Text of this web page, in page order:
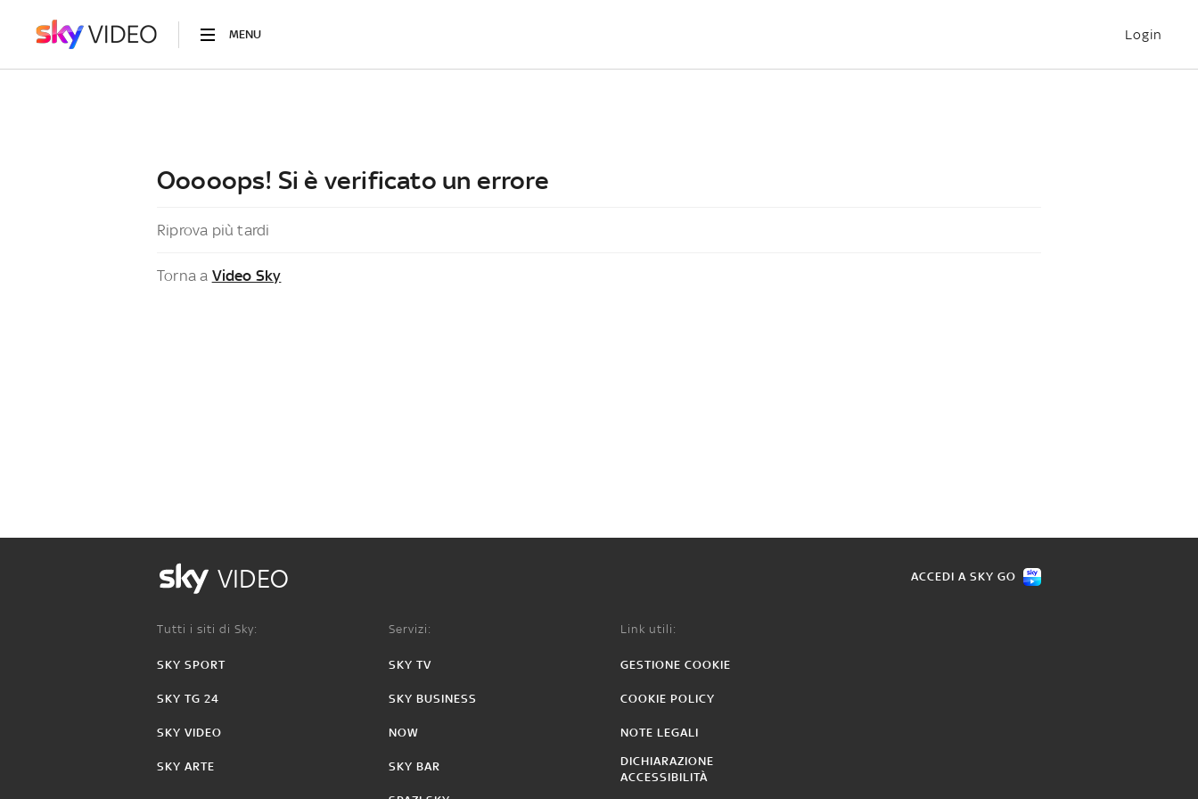
MENU Login
Ooooops! Si è verificato un errore
Riprova più tardi
Torna a Video Sky
VIDEO ACCEDI A SKY GO
Tutti i siti di Sky:
SKY SPORT
SKY TG 24
SKY VIDEO
SKY ARTE
Servizi:
SKY TV
SKY BUSINESS
NOW
SKY BAR
Link utili:
GESTIONE COOKIE
COOKIE POLICY
NOTE LEGALI
DICHIARAZIONE
ACCESSIBILITÀ